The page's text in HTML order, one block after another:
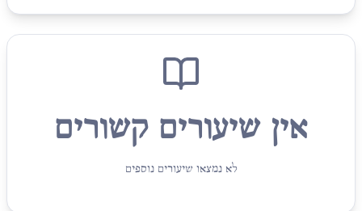
אין שיעורים קשורים
לא נמצאו שיעורים נוספים